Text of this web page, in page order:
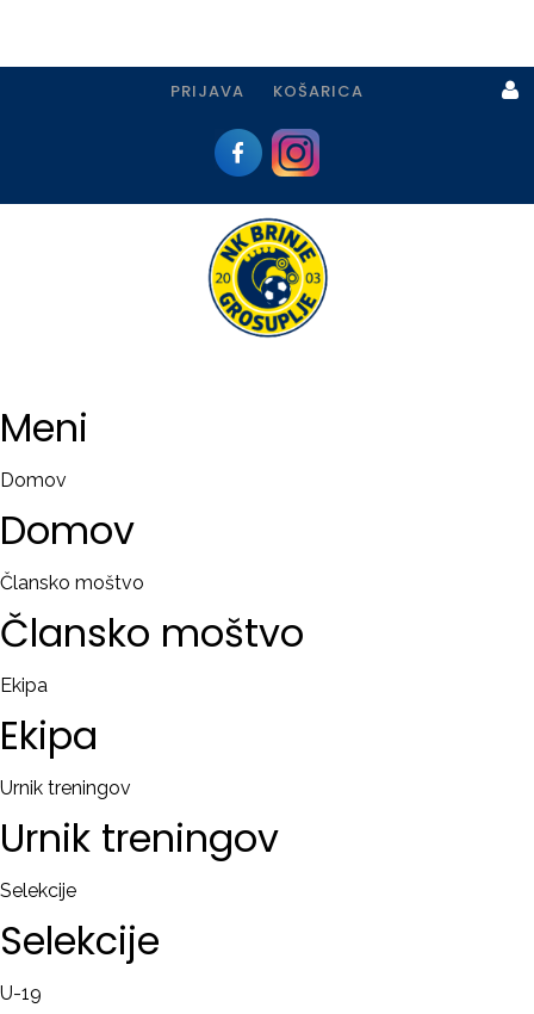
PRIJAVA KOŠARICA
Meni
Domov
Domov
Člansko moštvo
Člansko moštvo
Ekipa
Ekipa
Urnik treningov
Urnik treningov
Selekcije
Selekcije
U-19
Prijava
Registracija
Remember
/